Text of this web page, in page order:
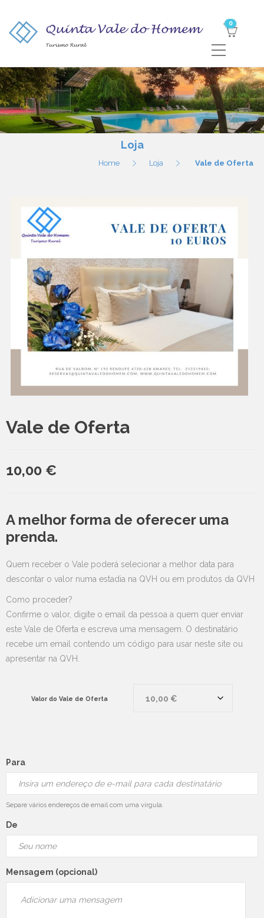
0
Loja
Home Loja Vale de Oferta
Vale de Oferta
10,00 €
A melhor forma de oferecer uma
prenda.
Quem receber o Vale poderá selecionar a melhor data para
descontar o valor numa estadia na QVH ou em produtos da QVH
Como proceder?
Confirme o valor, digite o email da pessoa a quem quer enviar
este Vale de Oferta e escreva uma mensagem. O destinatário
recebe um email contendo um código para usar neste site ou
apresentar na QVH.
Valor do Vale de Oferta
Para
Separe vários endereços de email com uma vírgula.
De
Mensagem (opcional)